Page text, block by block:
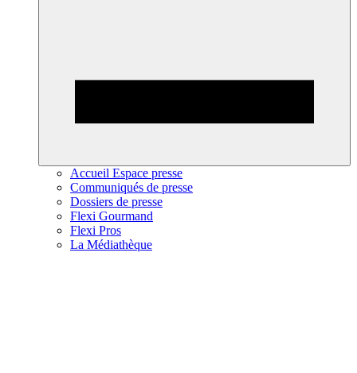
Accueil Espace presse
Communiqués de presse
Dossiers de presse
Flexi Gourmand
Flexi Pros
La Médiathèque